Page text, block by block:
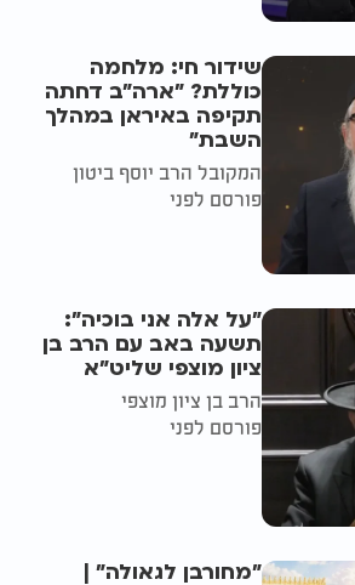
שידור חי: מלחמה
כוללת? ״ארה"ב דחתה
תקיפה באיראן במהלך
השבת״
המקובל הרב יוסף ביטון
פורסם לפני
"על אלה אני בוכיה":
תשעה באב עם הרב בן
ציון מוצפי שליט"א
הרב בן ציון מוצפי
פורסם לפני
"מחורבן לגאולה" |